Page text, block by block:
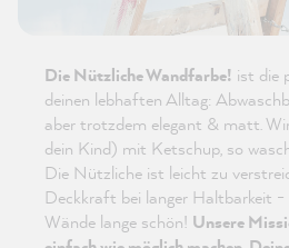
Die Nützliche Wandfarbe! ist die
deinen lebhaften Alltag:
aber trotzdem elegant & matt.
dein Kind) mit Ketschup, so
Die Nützliche ist leicht zu
Deckkraft bei langer Haltbarkeit -
Wände lange schön! Unsere